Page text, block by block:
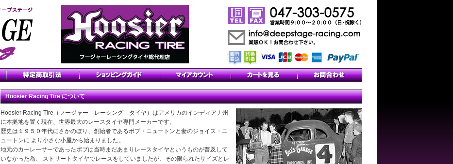
Hoosier Racing Tire について
Hoosier Racing Tire（フージャー レーシング タイヤ）はアメリカのインディアナ州
に本拠地を置く現在、世界最大のレースタイヤ専門メーカーです。
歴史は１９５０年代にさかのぼり、創始者であるボブ・ニュートンと妻のジョイス・ニ
ュートンに より小さな小屋から始まりました。
地元のカーレーサーであったボブは当時まだあまりレースタイヤというものが普及して
いなかった為、 ストリートタイヤでレースをしていましたが、その限られたサイズとレ